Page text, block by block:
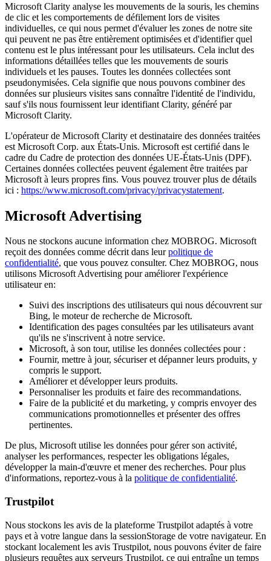
Microsoft Clarity analyse les mouvements de la souris, les chemins
de clic et les comportements de défilement lors de visites
individuelles, ce qui nous permet d'évaluer les zones de notre site
qui peuvent ne pas être entièrement optimisées et d'identifier quel
contenu est le plus intéressant pour les utilisateurs. Cela inclut des
informations détaillées telles que les mouvements de souris
individuels et les pauses. Toutes les données collectées sont
pseudonymisées. Cela signifie que nous pouvons combiner des
données sur plusieurs visites sans connaître l'identité de l'individu,
sauf s'ils nous fournissent leur identifiant Clarity, généré par
Microsoft Clarity.
L'opérateur de Microsoft Clarity et destinataire des données traitées
est Microsoft Corp. aux États-Unis. Microsoft est certifié dans le
cadre du Cadre de protection des données UE-États-Unis (DPF).
Certaines données collectées peuvent également être traitées par
Microsoft à leurs propres fins. Vous pouvez trouver plus de détails
ici : https://www.microsoft.com/privacy/privacystatement.
Microsoft Advertising
Nous ne stockons aucune information chez MOBROG. Microsoft
reçoit des données comme décrit dans leurpolitique de
confidentialité, que vous pouvez consulter. Chez MOBROG, nous
utilisons Microsoft Advertising pour améliorer l'expérience
utilisateur en:
Suivi des inscriptions des utilisateurs qui nous découvrent sur
Bing, le moteur de recherche de Microsoft.
Identification des pages consultées par les utilisateurs avant
qu'ils ne s'inscrivent à notre service.
Microsoft, à son tour, utilise les données collectées pour :
Fournir, mettre à jour, sécuriser et dépanner leurs produits, y
compris le support.
Améliorer et développer leurs produits.
Personnaliser les produits et faire des recommandations.
Faire de la publicité et du marketing, y compris envoyer des
communications promotionnelles et présenter des offres
pertinentes.
De plus, Microsoft utilise les données pour gérer son activité,
analyser les performances, respecter les obligations légales,
développer la main-d'œuvre et mener des recherches. Pour plus
d'informations, reportez-vous à la politique de confidentialité.
Trustpilot
Nous stockons les avis de la plateforme Trustpilot adaptés à votre
pays et à votre langue dans la sessionStorage de votre navigateur. En
stockant localement les avis Trustpilot, nous pouvons éviter de faire
plusieurs requêtes aux serveurs Trustpilot, ce qui entraîne un temps